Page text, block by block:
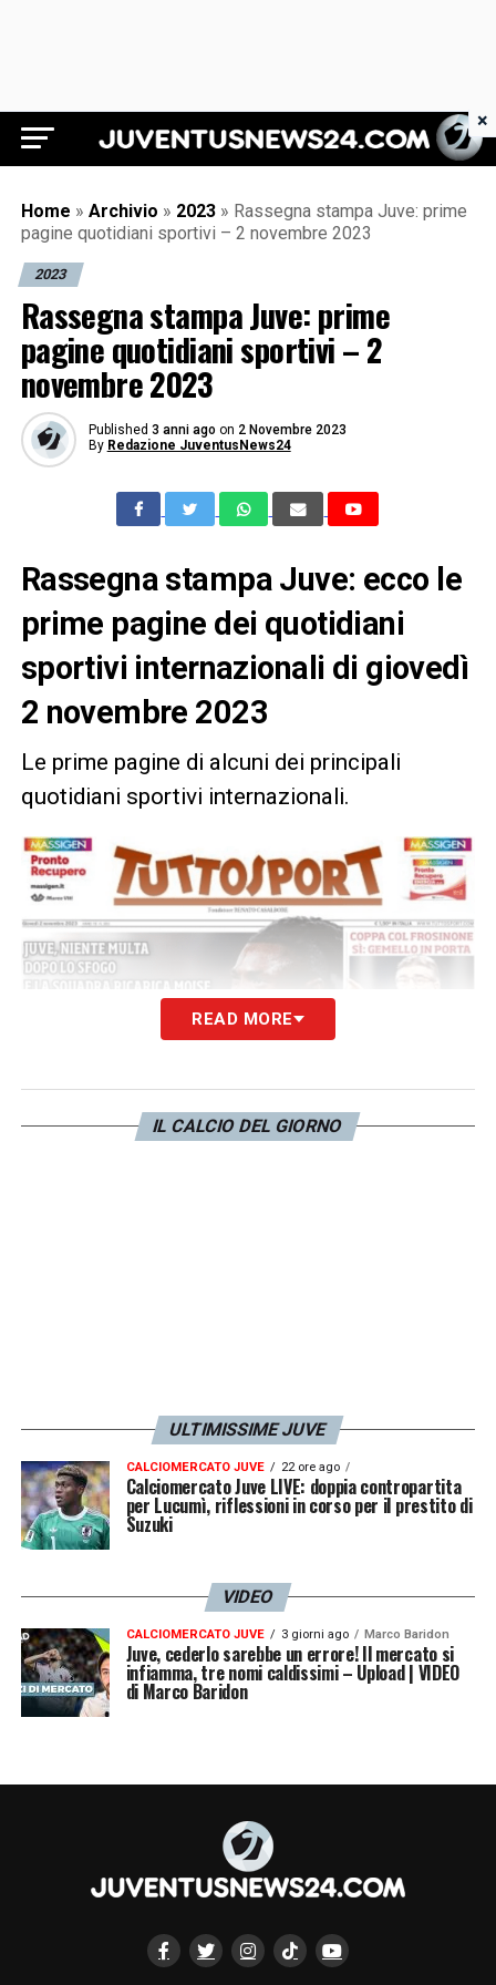
Juventus News 24
Home » Archivio » 2023 » Rassegna stampa Juve: prime
pagine quotidiani sportivi – 2 novembre 2023
2023
Rassegna stampa Juve: prime
pagine quotidiani sportivi – 2
novembre 2023
Published 3 anni ago on 2 Novembre 2023
By Redazione JuventusNews24
Rassegna stampa Juve: ecco le
prime pagine dei quotidiani
sportivi internazionali di giovedì
2 novembre 2023
Le prime pagine di alcuni dei principali
quotidiani sportivi internazionali.
READ MORE
IL CALCIO DEL GIORNO
ULTIMISSIME JUVE
CALCIOMERCATO JUVE 22 ore ago
Calciomercato Juve LIVE: doppia contropartita
per Lucumì, riflessioni in corso per il prestito di
Suzuki
VIDEO
CALCIOMERCATO JUVE 3 giorni ago Marco Baridon
Juve, cederlo sarebbe un errore! Il mercato si
infiamma, tre nomi caldissimi – Upload | VIDEO
di Marco Baridon
×